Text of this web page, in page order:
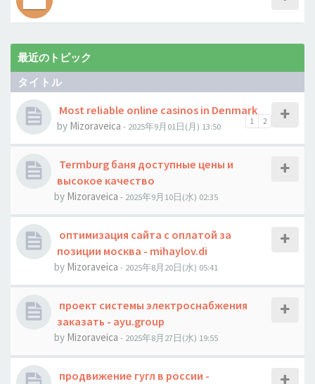
最近のトピック
タイトル
Most reliable online casinos in Denmark
1 2
by Mizoraveica - 2025年9月01日(月) 13:50
Termburg баня доступные цены и
высокое качество
by Mizoraveica - 2025年9月10日(水) 02:35
оптимизация сайта с оплатой за
позиции москва - mihaylov.di
by Mizoraveica - 2025年8月20日(水) 05:41
проект системы электроснабжения
заказать - ayu.group
by Mizoraveica - 2025年8月27日(水) 19:55
продвижение гугл в россии -